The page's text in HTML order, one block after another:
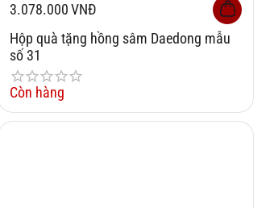
3.078.000VNĐ
Hộp quà tặng hồng sâm Daedong mẫu
số 31
Còn hàng